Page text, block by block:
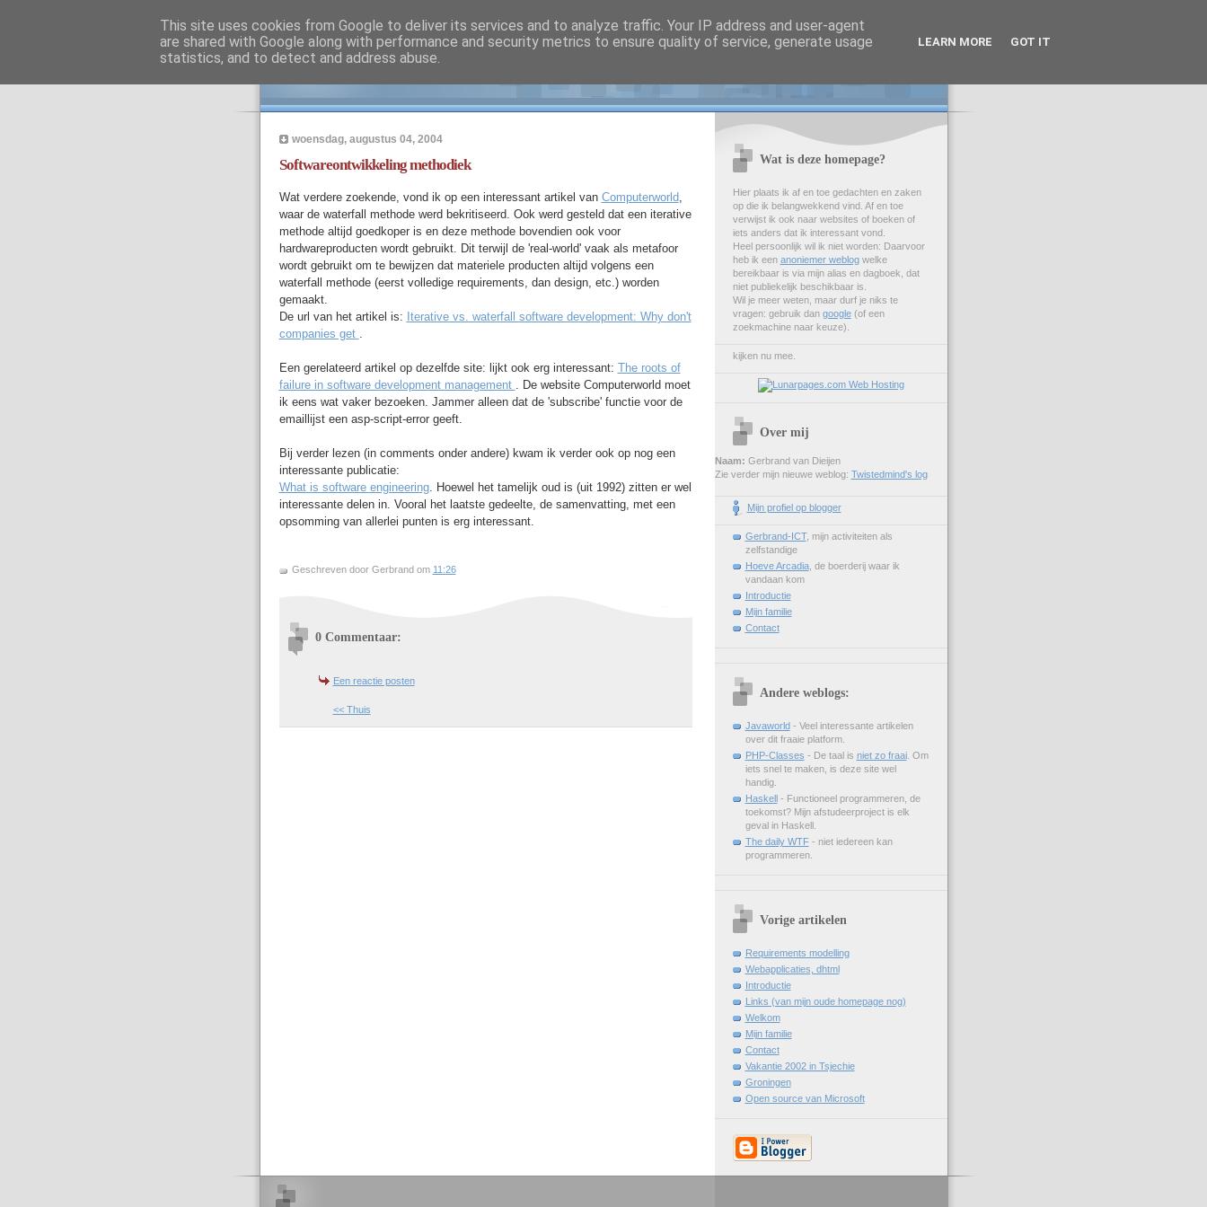
Gerbrands homepage
woensdag, augustus 04, 2004
Softwareontwikkeling methodiek
Wat verdere zoekende, vond ik op een interessant artikel van Computerworld,
waar de waterfall methode werd bekritiseerd. Ook werd gesteld dat een iterative
methode altijd goedkoper is en deze methode bovendien ook voor
hardwareproducten wordt gebruikt. Dit terwijl de 'real-world' vaak als metafoor
wordt gebruikt om te bewijzen dat materiele producten altijd volgens een
waterfall methode (eerst volledige requirements, dan design, etc.) worden
gemaakt.
De url van het artikel is: Iterative vs. waterfall software development: Why don't
companies get
Een gerelateerd artikel op dezelfde site: lijkt ook erg interessant: The roots of
failure in software development management
. De website Computerworld moet
ik eens wat vaker bezoeken. Jammer alleen dat de 'subscribe' functie voor de
emaillijst een asp-script-error geeft.
Bij verder lezen (in comments onder andere) kwam ik verder ook op nog een
interessante publicatie:
What is software engineering. Hoewel het tamelijk oud is (uit 1992) zitten er wel
interessante delen in. Vooral het laatste gedeelte, de samenvatting, met een
opsomming van allerlei punten is erg interessant.
Geschreven door Gerbrand om 11:26
0 Commentaar:
Een reactie posten
<< Thuis
Wat is deze homepage?
Hier plaats ik af en toe gedachten en zaken
op die ik belangwekkend vind. Af en toe
verwijst ik ook naar websites of boeken of
iets anders dat ik interessant vond.
Heel persoonlijk wil ik niet worden: Daarvoor
heb ik een anoniemer weblogwelke
bereikbaar is via mijn alias en dagboek, dat
niet publiekelijk beschikbaar is.
Wil je meer weten, maar durf je niks te
vragen: gebruik dan google(of een
zoekmachine naar keuze).
kijken nu mee.
Over mij
Naam: Gerbrand van Dieijen
Zie verder mijn nieuwe weblog: Twistedmind's log
Mijn profiel op blogger
Gerbrand-ICT, mijn activiteiten als
zelfstandige
Hoeve Arcadia, de boerderij waar ik
vandaan kom
Introductie
Mijn familie
Contact
Andere weblogs:
Javaworld - Veel interessante artikelen
over dit fraaie platform.
PHP-Classes - De taal is niet zo fraai. Om
iets snel te maken, is deze site wel
handig.
Haskell - Functioneel programmeren, de
toekomst? Mijn afstudeerproject is elk
geval in Haskell.
The daily WTF- niet iedereen kan
programmeren.
Vorige artikelen
Requirements modelling
Webapplicaties, dhtml
Introductie
Links (van mijn oude homepage nog)
Welkom
Mijn familie
Contact
Vakantie 2002 in Tsjechie
Groningen
Open source van Microsoft
This site uses cookies from Google to deliver its services and to analyze traffic. Your IP address and user-agent
are shared with Google along with performance and security metrics to ensure quality of service, generate usage
statistics, and to detect and address abuse.
LEARN MORE GOT IT